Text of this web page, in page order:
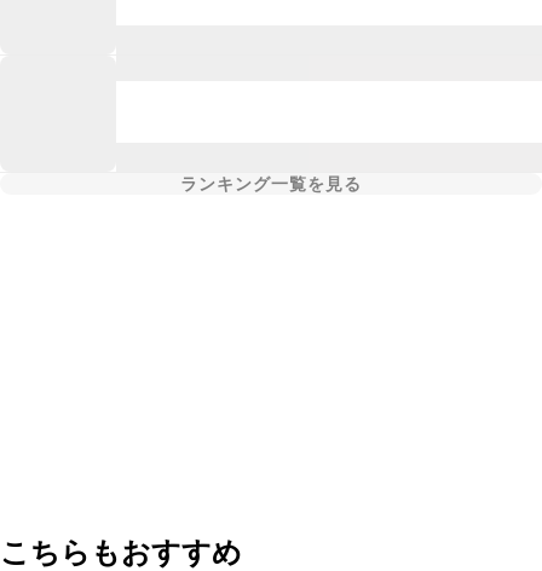
ランキング一覧を見る
こちらもおすすめ